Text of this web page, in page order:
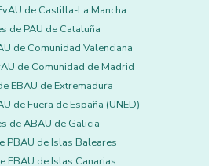
de Castilla-La Mancha
de PAU de Cataluña
de Comunidad Valenciana
de Comunidad de Madrid
EBAU de Extremadura
de Fuera de España (UNED)
de ABAU de Galicia
PBAU de Islas Baleares
EBAU de Islas Canarias